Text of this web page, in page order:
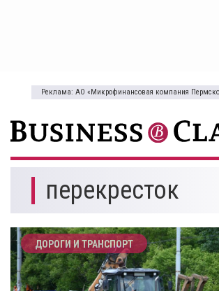
Реклама: АО «Микрофинансовая компания
перекресток
ДОРОГИ И ТРАНСПОРТ